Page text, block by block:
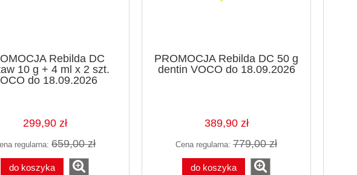
Rebilda DC
10 g + 4 ml x 2 szt.
do 18.09.2026
299,90 zł
regularna: 659,00 zł
do koszyka
PROMOCJA Rebilda DC 50 g
dentin VOCO do 18.09.2026
389,90 zł
Cena regularna: 779,00 zł
do koszyka